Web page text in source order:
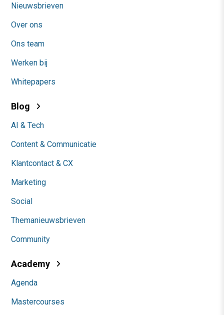
Nieuwsbrieven
Over ons
Ons team
Werken bij
Whitepapers
Blog
AI & Tech
Content & Communicatie
Klantcontact & CX
Marketing
Social
Themanieuwsbrieven
Community
Academy
Agenda
Mastercourses